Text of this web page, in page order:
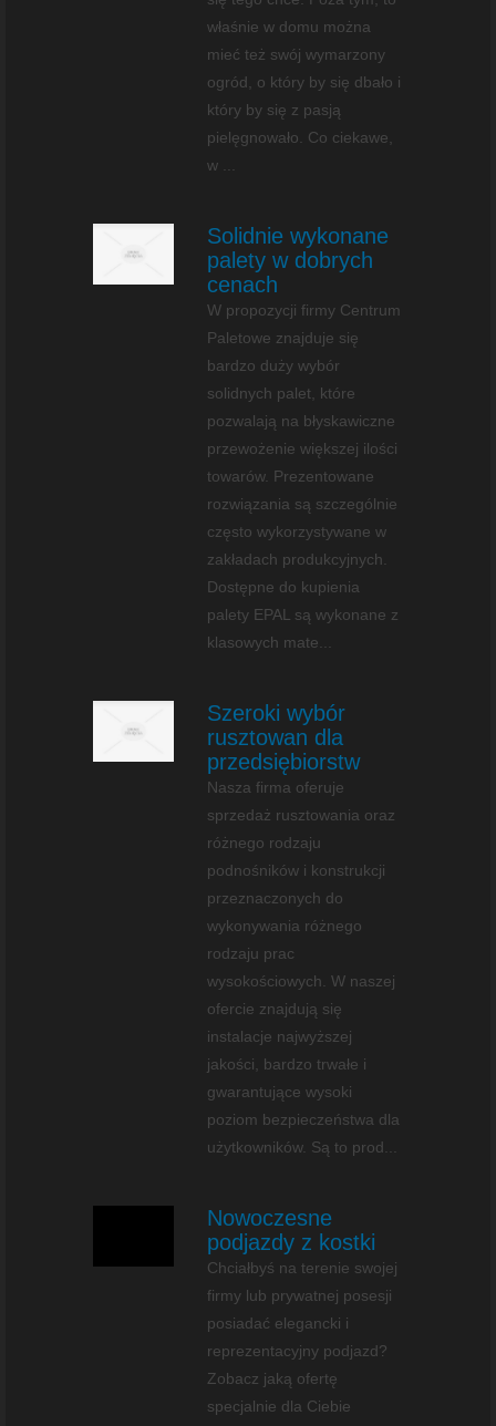
właśnie w domu można
mieć też swój wymarzony
ogród, o który by się dbało i
który by się z pasją
pielęgnowało. Co ciekawe,
w ...
Solidnie wykonane
palety w dobrych
cenach
W propozycji firmy Centrum
Paletowe znajduje się
bardzo duży wybór
solidnych palet, które
pozwalają na błyskawiczne
przewożenie większej ilości
towarów. Prezentowane
rozwiązania są szczególnie
często wykorzystywane w
zakładach produkcyjnych.
Dostępne do kupienia
palety EPAL są wykonane z
klasowych mate...
Szeroki wybór
rusztowan dla
przedsiębiorstw
Nasza firma oferuje
sprzedaż rusztowania oraz
różnego rodzaju
podnośników i konstrukcji
przeznaczonych do
wykonywania różnego
rodzaju prac
wysokościowych. W naszej
ofercie znajdują się
instalacje najwyższej
jakości, bardzo trwałe i
gwarantujące wysoki
poziom bezpieczeństwa dla
użytkowników. Są to prod...
Nowoczesne
podjazdy z kostki
Chciałbyś na terenie swojej
firmy lub prywatnej posesji
posiadać elegancki i
reprezentacyjny podjazd?
Zobacz jaką ofertę
specjalnie dla Ciebie